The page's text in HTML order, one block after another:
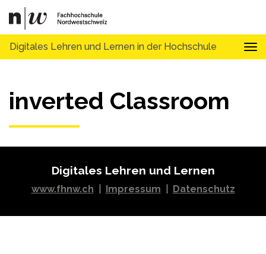
Digitales Lehren und Lernen in der Hochschule
inverted Classroom
Digitales Lehren und Lernen
www.fhnw.ch Impressum Datenschutz